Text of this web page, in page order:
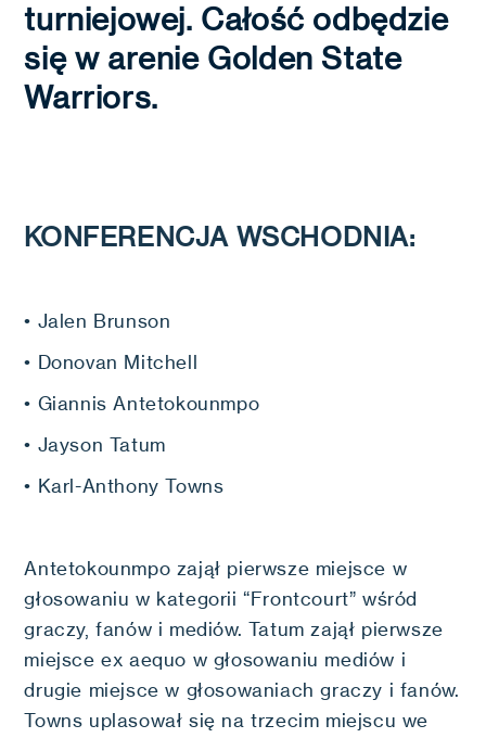
turniejowej. Całość odbędzie
się w arenie Golden State
Warriors.
KONFERENCJA WSCHODNIA:
• Jalen Brunson
• Donovan Mitchell
• Giannis Antetokounmpo
• Jayson Tatum
• Karl-Anthony Towns
Antetokounmpo zajął pierwsze miejsce w
głosowaniu w kategorii “Frontcourt” wśród
graczy, fanów i mediów. Tatum zajął pierwsze
miejsce ex aequo w głosowaniu mediów i
drugie miejsce w głosowaniach graczy i fanów.
Towns uplasował się na trzecim miejscu we